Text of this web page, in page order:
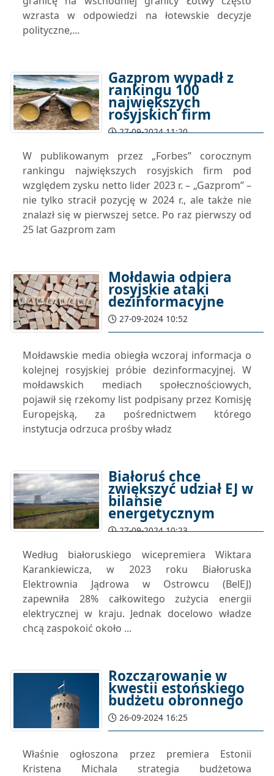
wzrasta w odpowiedzi na łotewskie decyzje
polityczne,...
Gazprom wypadł z
rankingu 100
największych
rosyjskich firm
27-09-2024 11:20
W publikowanym przez „Forbes” corocznym
rankingu największych rosyjskich firm pod
względem zysku netto lider 2023 r. – „Gazprom” –
nie tylko stracił pozycję w 2024 r., ale także nie
znalazł się w pierwszej setce. Po raz pierwszy od
25 lat Gazprom zam
Mołdawia odpiera
rosyjskie ataki
dezinformacyjne
27-09-2024 10:52
Mołdawskie media obiegła wczoraj informacja o
kolejnej rosyjskiej próbie dezinformacyjnej. W
mołdawskich mediach społecznościowych,
pojawił się rzekomy list podpisany przez Komisję
Europejską, za pośrednictwem którego
instytucja odrzuca prośby władz
Białoruś chce
zwiększyć udział EJ w
bilansie
energetycznym
27-09-2024 10:23
Według białoruskiego wicepremiera Wiktara
Karankiewicza, w 2023 roku Białoruska
Elektrownia Jądrowa w Ostrowcu (BelEJ)
zapewniła 28% całkowitego zużycia energii
elektrycznej w kraju. Jednak docelowo władze
chcą zaspokoić około ...
Rozczarowanie w
kwestii estońskiego
budżetu obronnego
26-09-2024 16:25
Właśnie ogłoszona przez premiera Estonii
Kristena Michala strategia budżetowa